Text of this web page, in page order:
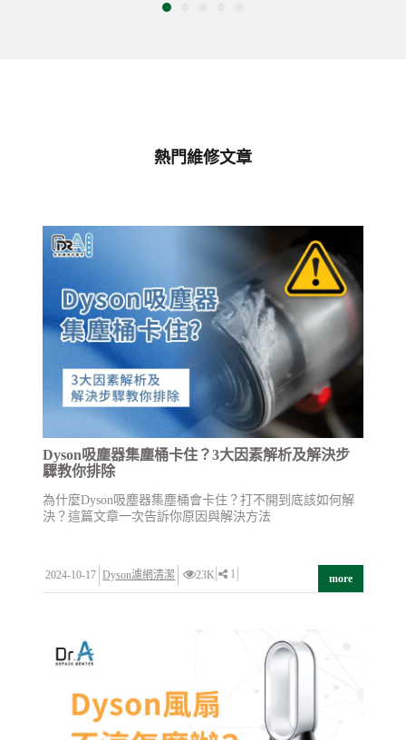
熱門維修文章
Dyson吸塵器集塵桶卡住？3大因素解析及解決步
驟教你排除
為什麼Dyson吸塵器集塵桶會卡住？打不開到底該如何解
決？這篇文章一次告訴你原因與解決方法
2024-10-17 Dyson濾網清潔 23K 1 more